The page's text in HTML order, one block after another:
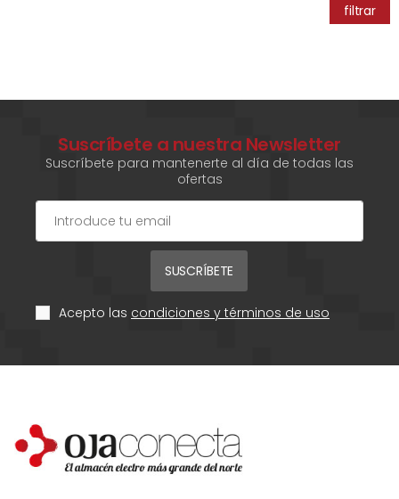
filtrar
Suscríbete a nuestra Newsletter
Suscríbete para mantenerte al día de todas las
ofertas
SUSCRÍBETE
Acepto las condiciones y términos de uso